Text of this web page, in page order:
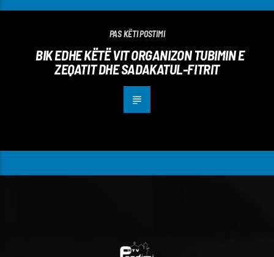
PAS KËTI POSTIMI
BIK EDHE KËTË VIT ORGANIZON TUBIMIN E
ZEQATIT DHE SADAKATUL-FITRIT